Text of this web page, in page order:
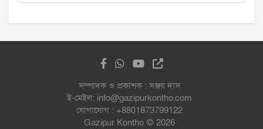
সম্পাদক ও প্রকাশক : সঞ্জয় দাস
ই-মেইল: info@gazipurkontho.com
যোগাযোগ : +8801873799122
Gazipur Kontho © 2026